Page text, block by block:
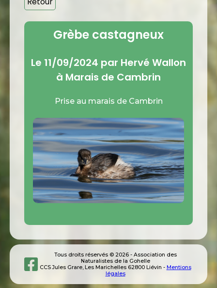
Grèbe castagneux
Le 11/09/2024 par Hervé Wallon
à Marais de Cambrin
Prise au marais de Cambrin
Tous droits réservés © 2026 - Association des
Naturalistes de la Gohelle
CCS Jules Grare, Les Marichelles 62800 Liévin - Mentions
légales